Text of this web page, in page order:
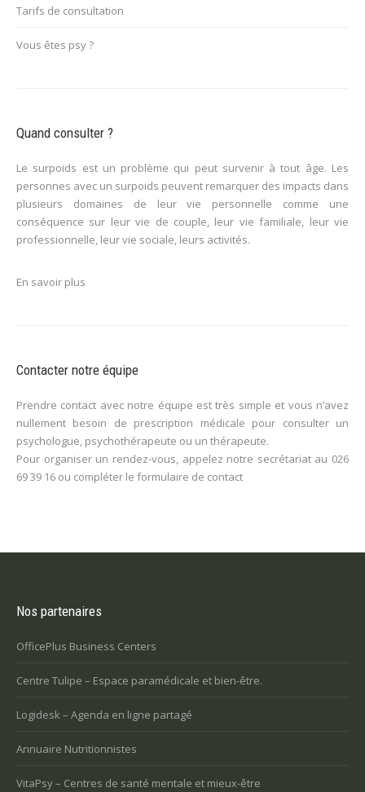
Tarifs de consultation
Vous êtes psy ?
Quand consulter ?
Le surpoids est un problème qui peut survenir à tout âge. Les
personnes avec un surpoids peuvent remarquer des impacts dans
plusieurs domaines de leur vie personnelle comme une
conséquence sur leur vie de couple, leur vie familiale, leur vie
professionnelle, leur vie sociale, leurs activités.
En savoir plus
Contacter notre équipe
Prendre contact avec notre équipe est très simple et vous n’avez
nullement besoin de prescription médicale pour consulter un
psychologue, psychothérapeute ou un thérapeute.
Pour organiser un rendez-vous, appelez notre secrétariat au 026
69 39 16 ou compléter le formulaire de contact
Nos partenaires
OfficePlus Business Centers
Centre Tulipe – Espace paramédicale et bien-être.
Logidesk – Agenda en ligne partagé
Annuaire Nutritionnistes
VitaPsy – Centres de santé mentale et mieux-être